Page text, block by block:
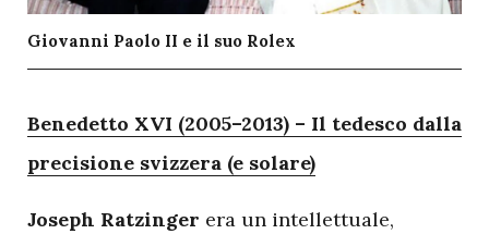
Giovanni Paolo II e il suo Rolex
Benedetto XVI (2005–2013) – Il tedesco dalla
precisione svizzera (e solare)
Joseph Ratzinger era un intellettuale,